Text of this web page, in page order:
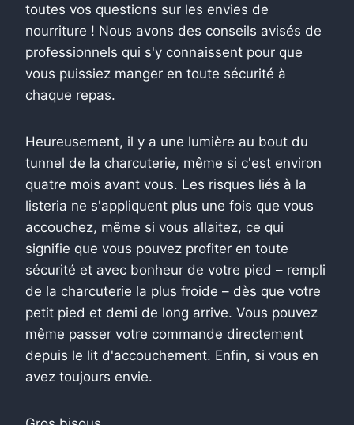
toutes vos questions sur les envies de
nourriture ! Nous avons des conseils avisés de
professionnels qui s'y connaissent pour que
vous puissiez manger en toute sécurité à
chaque repas.
Heureusement, il y a une lumière au bout du
tunnel de la charcuterie, même si c'est environ
quatre mois avant vous. Les risques liés à la
listeria ne s'appliquent plus une fois que vous
accouchez, même si vous allaitez, ce qui
signifie que vous pouvez profiter en toute
sécurité et avec bonheur de votre pied – rempli
de la charcuterie la plus froide – dès que votre
petit pied et demi de long arrive. Vous pouvez
même passer votre commande directement
depuis le lit d'accouchement. Enfin, si vous en
avez toujours envie.